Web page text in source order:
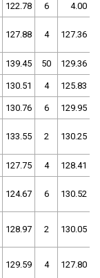
122.78 6 4.00
127.88 4 127.36
139.45 50 129.36
130.51 4 125.83
130.76 6 129.95
133.55 2 130.25
127.75 4 128.41
124.67 6 130.52
128.97 2 130.05
129.59 4 127.80